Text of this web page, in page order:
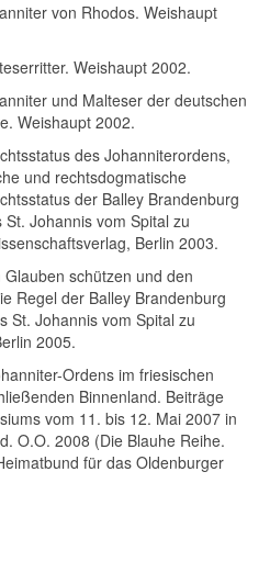
von Rhodos. Weishaupt
Weishaupt 2002.
und Malteser der deutschen
Weishaupt 2002.
des Johanniterordens,
und rechtsdogmatische
der Balley Brandenburg
Johannis vom Spital zu
Berlin 2003.
schützen und den
Regel der Balley Brandenburg
St. Johannis vom Spital zu
2005.
Ordens im friesischen
Binnenland. Beiträge
vom 11. bis 12. Mai 2007 in
O.O. 2008 (Die Blauhe Reihe.
für das Oldenburger